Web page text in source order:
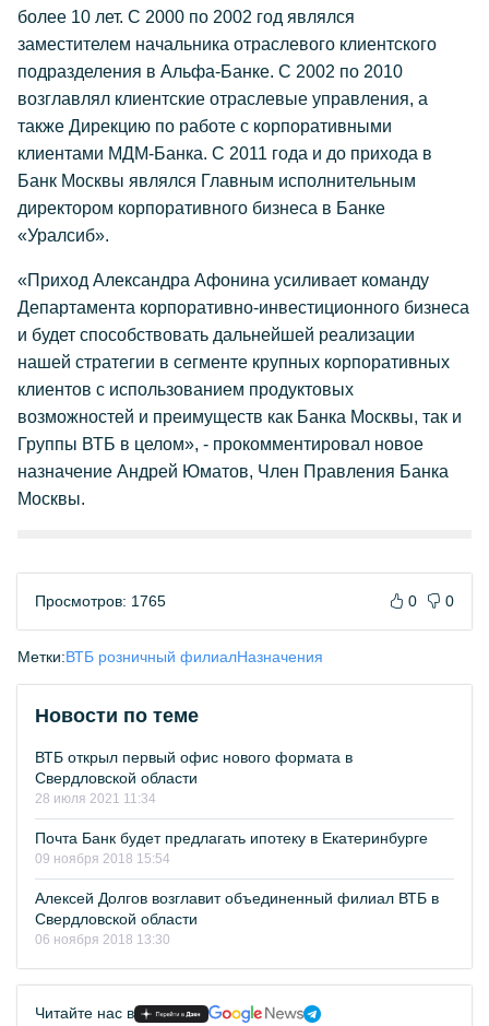
более 10 лет. С 2000 по 2002 год являлся
заместителем начальника отраслевого клиентского
подразделения в Альфа-Банке. С 2002 по 2010
возглавлял клиентские отраслевые управления, а
также Дирекцию по работе с корпоративными
клиентами МДМ-Банка. С 2011 года и до прихода в
Банк Москвы являлся Главным исполнительным
директором корпоративного бизнеса в Банке
«Уралсиб».
«Приход Александра Афонина усиливает команду
Департамента корпоративно-инвестиционного бизнеса
и будет способствовать дальнейшей реализации
нашей стратегии в сегменте крупных корпоративных
клиентов с использованием продуктовых
возможностей и преимуществ как Банка Москвы, так и
Группы ВТБ в целом», - прокомментировал новое
назначение Андрей Юматов, Член Правления Банка
Москвы.
Просмотров: 1765 0 0
Метки:ВТБ розничный филиалНазначения
Новости по теме
ВТБ открыл первый офис нового формата в
Свердловской области
28 июля 2021 11:34
Почта Банк будет предлагать ипотеку в Екатеринбурге
09 ноября 2018 15:54
Алексей Долгов возглавит объединенный филиал ВТБ в
Свердловской области
06 ноября 2018 13:30
Читайте нас в